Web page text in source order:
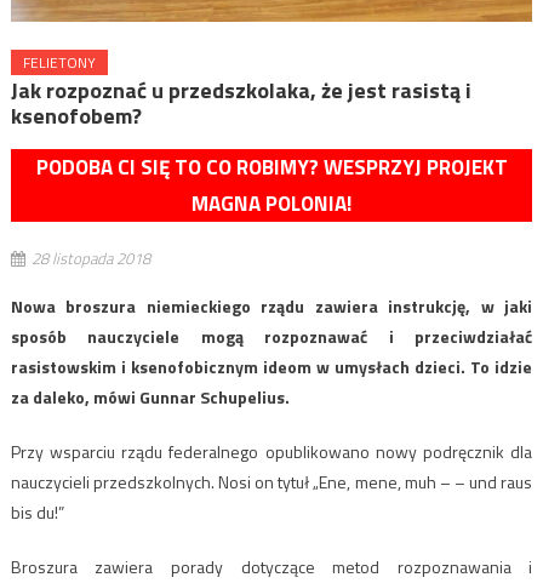
FELIETONY
Jak rozpoznać u przedszkolaka, że jest rasistą i
ksenofobem?
PODOBA CI SIĘ TO CO ROBIMY? WESPRZYJ PROJEKT
MAGNA POLONIA!
28 listopada 2018
Nowa broszura niemieckiego rządu zawiera instrukcję, w jaki
sposób nauczyciele mogą rozpoznawać i przeciwdziałać
rasistowskim i ksenofobicznym ideom w umysłach dzieci. To idzie
za daleko, mówi Gunnar Schupelius.
Przy wsparciu rządu federalnego opublikowano nowy podręcznik dla
nauczycieli przedszkolnych. Nosi on tytuł „Ene, mene, muh – – und raus
bis du!”
Broszura zawiera porady dotyczące metod rozpoznawania i